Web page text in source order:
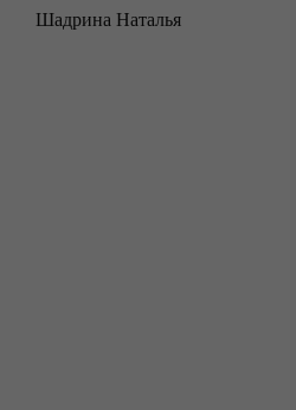
Шадрина Наталья